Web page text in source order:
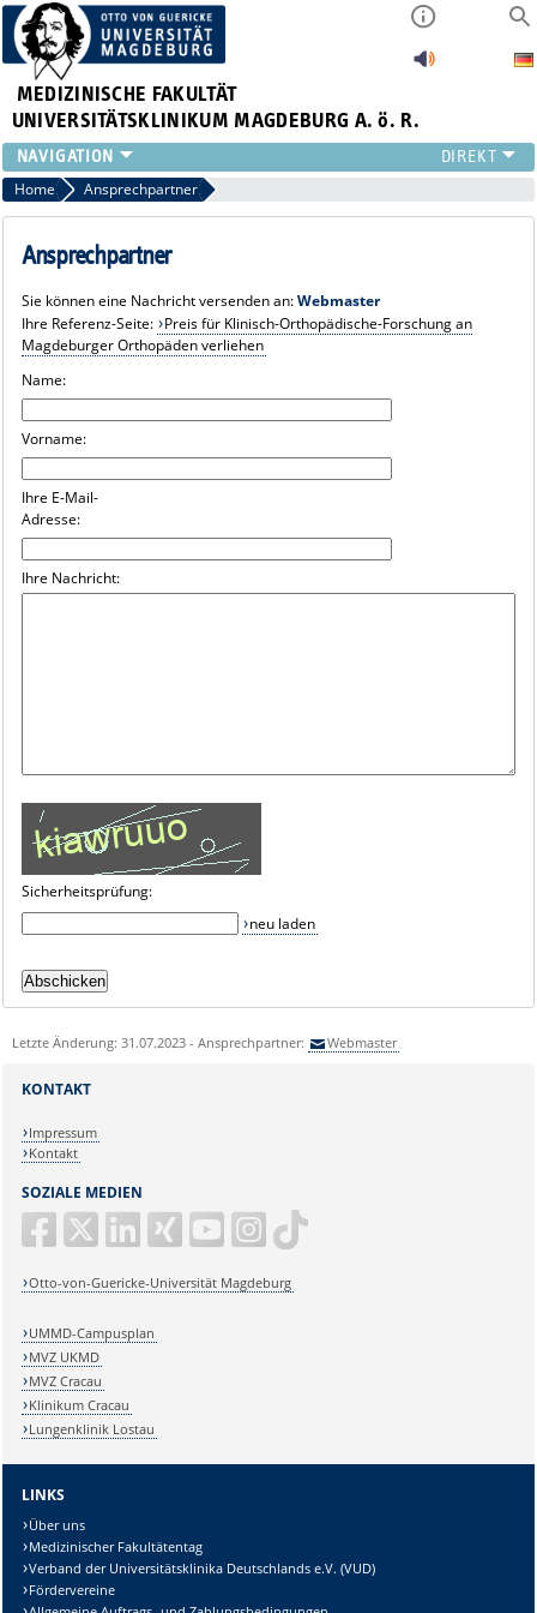
MEDIZINISCHE FAKULTÄT
UNIVERSITÄTSKLINIKUM MAGDEBURG A. ö. R.
INSTITUTE
KLINIKEN
ZENTRALE EINRICHTUNGEN
PRESSE
ÜBER UNS
INTRANET
Home Ansprechpartner
Ansprechpartner
Sie können eine Nachricht versenden an:Webmaster
Ihre Referenz-Seite: Preis für Klinisch-Orthopädische-Forschung an
Magdeburger Orthopäden verliehen
Name:
Vorname:
Ihre E-Mail-
Adresse:
Ihre Nachricht:
Sicherheitsprüfung:
neu laden
Letzte Änderung: 31.07.2023 - Ansprechpartner: Webmaster
SOZIALE MEDIEN
Otto-von-Guericke-Universität Magdeburg
KONTAKT
Impressum
Kontakt
UMMD-Campusplan
MVZ UKMD
MVZ Cracau
Klinikum Cracau
Lungenklinik Lostau
LINKS
Über uns
Medizinischer Fakultätentag
Verband der Universitätsklinika Deutschlands e.V. (VUD)
Fördervereine